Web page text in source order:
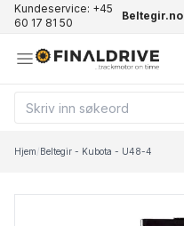
Kundeservice: +45
60 17 81 50
Beltegir.no
Hjem/Beltegir - Kubota - U48-4